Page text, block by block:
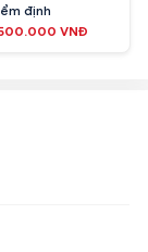
định
VNĐ